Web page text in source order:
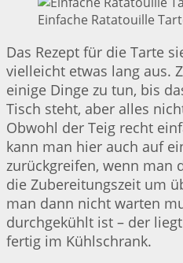
Einfache Ratatouille
Das Rezept für die Tarte
vielleicht etwas lang aus.
einige Dinge zu tun, bis
Tisch steht, aber alles
Obwohl der Teig recht
kann man hier auch auf
zurückgreifen, wenn man
die Zubereitungszeit um
man dann nicht warten
durchgekühlt ist – der
fertig im Kühlschrank.